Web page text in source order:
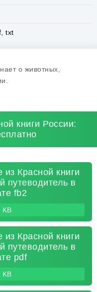
txt
о животных,
книги России:
Красной книги
путеводитель в
fb2
KB
Красной книги
путеводитель в
pdf
KB